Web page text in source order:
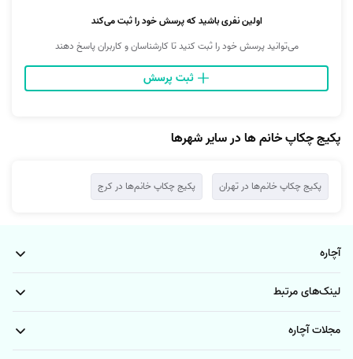
اولین نفری باشید که پرسش خود را ثبت می‌کند
می‌توانید پرسش خود را ثبت کنید تا کارشناسان و کاربران پاسخ دهند
پکیج چکاپ خانم ها در سایر شهرها
پکیج چکاپ خانم‌ها در تهران پکیج چکاپ خانم‌ها در کرج
آچاره
لینک‌های مرتبط
مجلات آچاره